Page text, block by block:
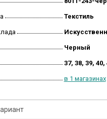
Текстиль
Черный
37, 38, 39, 40,
в 1 магазинах